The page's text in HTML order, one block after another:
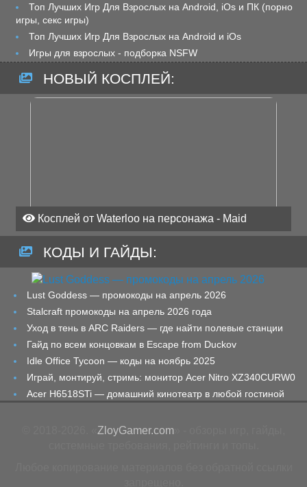
Топ Лучших Игр Для Взрослых на Android, iOs и ПК (порно
игры, секс игры)
Топ Лучших Игр Для Взрослых на Android и iOs
Игры для взрослых - подборка NSFW
НОВЫЙ КОСПЛЕЙ:
Косплей от Waterloo на персонажа - Maid
КОДЫ И ГАЙДЫ:
Lust Goddess — промокоды на апрель 2026
Stalcraft промокоды на апрель 2026 года
Уход в тень в ARC Raiders — где найти полевые станции
Гайд по всем концовкам в Escape from Duckov
Idle Office Tycoon — коды на ноябрь 2025
Играй, монтируй, стримь: монитор Acer Nitro XZ340CURW0
Acer H6518STi — домашний кинотеатр в любой гостиной
ZloyGamer.com